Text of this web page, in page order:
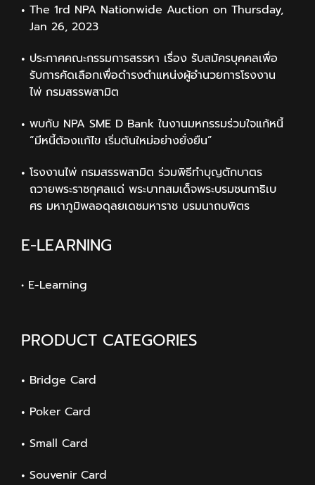
The 1rd NPA Nationwide Auction on Thursday,
Jan 26, 2023
ประกาศคณะกรรมการสรรหา เรื่อง รับสมัครบุคคลเพื่อ
รับการคัดเลือกเพื่อดำรงตำแหน่งผู้อำนวยการโรงงาน
ไพ่ กรมสรรพสามิต
พบกับ NPA SME D Bank ในงานมหกรรมร่วมใจแก้หนี้
“มีหนี้ต้องแก้ไข เริ่มต้นใหม่อย่างยั่งยืน”
โรงงานไพ่ กรมสรรพสามิต ร่วมพิธีทำบุญตักบาตร
ถวายพระราชกุศลแด่ พระบาทสมเด็จพระบรมชนกาธิเบ
ศร มหาภูมิพลอดุลยเดชมหาราช บรมนาถบพิตร
E-LEARNING
• E-Learning
PRODUCT CATEGORIES
Bridge Card
Poker Card
Small Card
Souvenir Card